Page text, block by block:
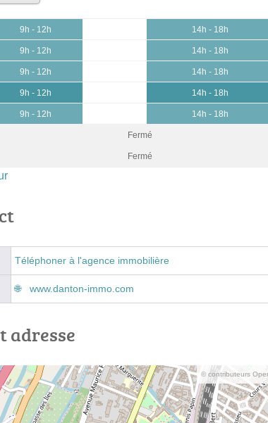
9h - 12h 14h - 18h
9h - 12h 14h - 18h
9h - 12h 14h - 18h
9h - 12h 14h - 18h
9h - 12h 14h - 18h
Fermé
Fermé
Téléphoner à l'agence immobilière
www.danton-immo.com
adresse
© contributeurs